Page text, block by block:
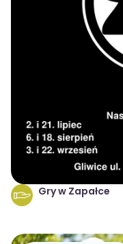
Gry w Zapałce